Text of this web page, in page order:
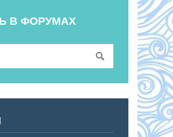
В ФОРУМАХ